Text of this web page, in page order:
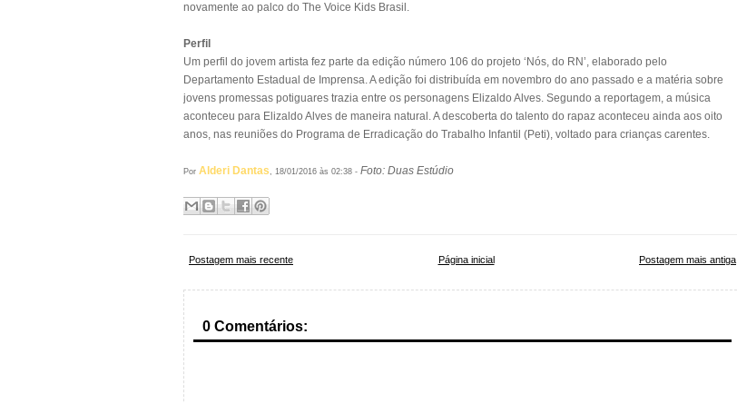
novamente ao palco do The Voice Kids Brasil.
Perfil
Um perfil do jovem artista fez parte da edição número 106 do projeto ‘Nós, do RN’, elaborado pelo
Departamento Estadual de Imprensa. A edição foi distribuída em novembro do ano passado e a matéria sobre
jovens promessas potiguares trazia entre os personagens Elizaldo Alves. Segundo a reportagem, a música
aconteceu para Elizaldo Alves de maneira natural. A descoberta do talento do rapaz aconteceu ainda aos oito
anos, nas reuniões do Programa de Erradicação do Trabalho Infantil (Peti), voltado para crianças carentes.
Por Alderi Dantas, 18/01/2016 às 02:38 - Foto: Duas Estúdio
Postagem mais recente Postagem mais antiga
Página inicial
0 Comentários: